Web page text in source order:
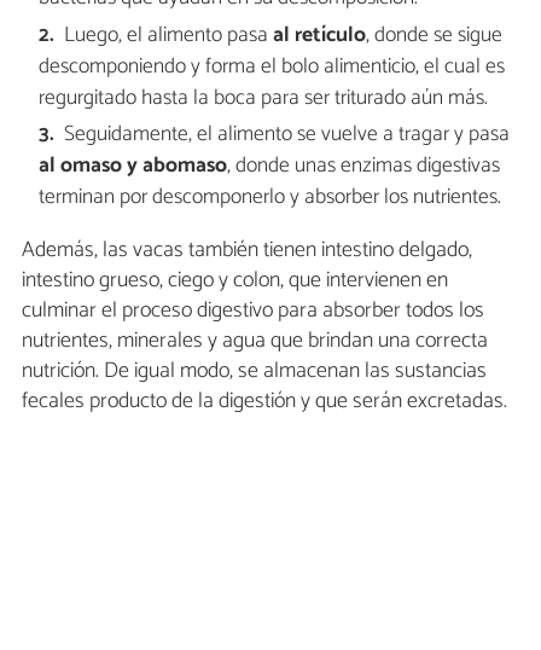
Luego, el alimento pasaal retículo, donde se sigue
descomponiendo y forma el bolo alimenticio, el cual es
regurgitado hasta la boca para ser triturado aún más.
Seguidamente, el alimento se vuelve a tragar y pasa
al omaso y abomaso, donde unas enzimas digestivas
terminan por descomponerlo y absorber los nutrientes.
Además, las vacas también tienen intestino delgado,
intestino grueso, ciego y colon, que intervienen en
culminar el proceso digestivo para absorber todos los
nutrientes, minerales y agua que brindan una correcta
nutrición. De igual modo, se almacenan las sustancias
fecales producto de la digestión y que serán excretadas.